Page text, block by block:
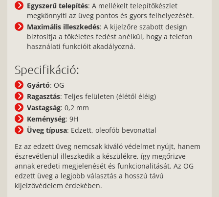
Egyszerű telepítés: A mellékelt telepítőkészlet
megkönnyíti az üveg pontos és gyors felhelyezését.
Maximális illeszkedés: A kijelzőre szabott design
biztosítja a tökéletes fedést anélkül, hogy a telefon
használati funkcióit akadályozná.
Specifikáció:
Gyártó: OG
Ragasztás: Teljes felületen (élétől éléig)
Vastagság: 0,2 mm
Keménység: 9H
Üveg típusa: Edzett, oleofób bevonattal
Ez az edzett üveg nemcsak kiváló védelmet nyújt, hanem
észrevétlenül illeszkedik a készülékre, így megőrizve
annak eredeti megjelenését és funkcionalitását. Az OG
edzett üveg a legjobb választás a hosszú távú
kijelzővédelem érdekében.